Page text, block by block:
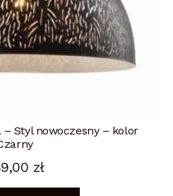
Styl nowoczesny – kolor
zł